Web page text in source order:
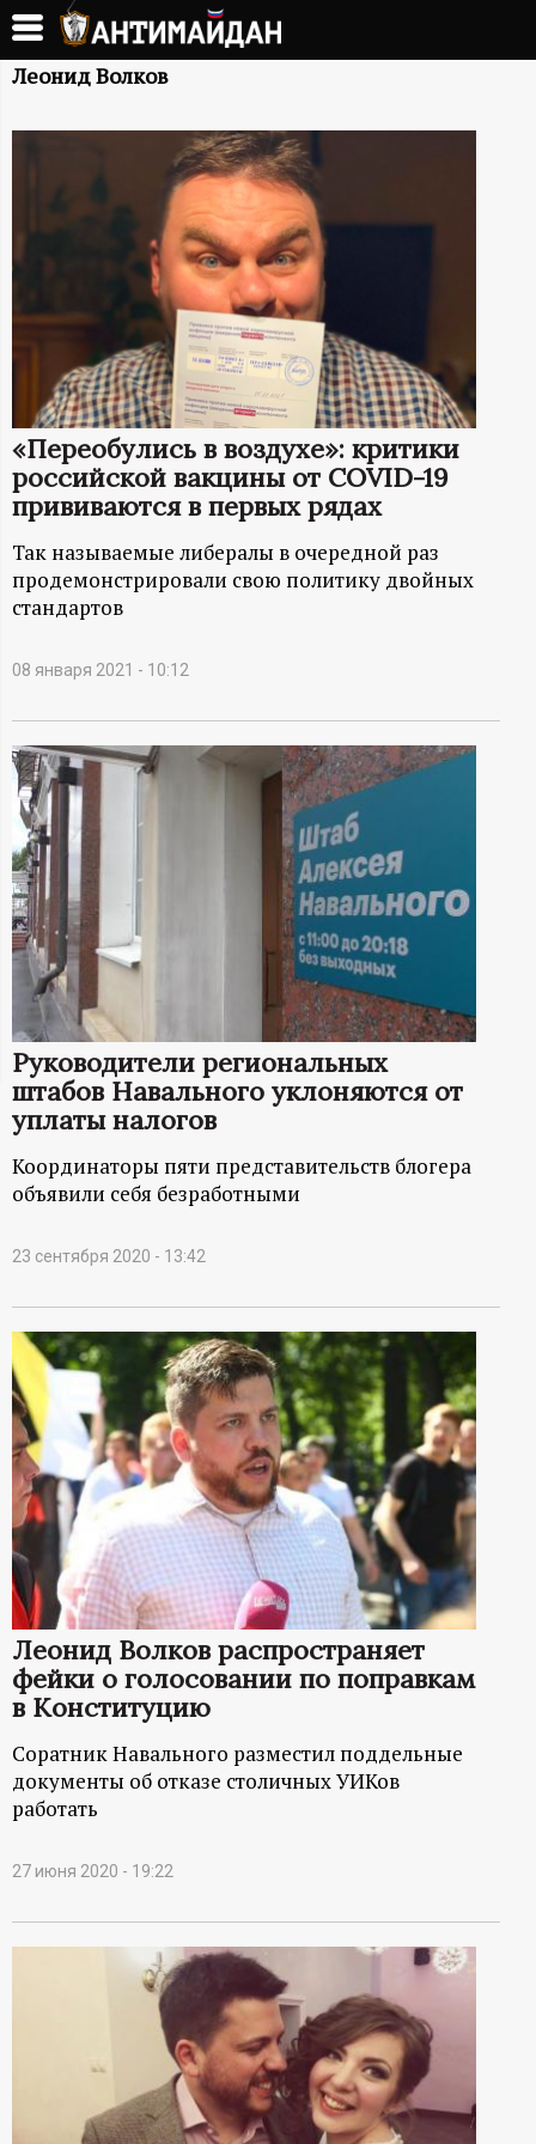
Перейти
основному
А
Н
И
М
А
Й
Д
А
Н
-
и
н
ф
о
р
м
а
ц
и
н
ы
й
п
о
р
т
а
л
Леонид Волков
«Переобулись в воздухе»: критики
российской вакцины от COVID-19
прививаются в первых рядах
Так называемые либералы в очередной раз
продемонстрировали свою политику двойных
стандартов
08 января 2021 - 10:12
Руководители региональных
штабов Навального уклоняются от
уплаты налогов
Координаторы пяти представительств блогера
объявили себя безработными
23 сентября 2020 - 13:42
Леонид Волков распространяет
фейки о голосовании по поправкам
в Конституцию
Соратник Навального разместил поддельные
документы об отказе столичных УИКов
работать
27 июня 2020 - 19:22